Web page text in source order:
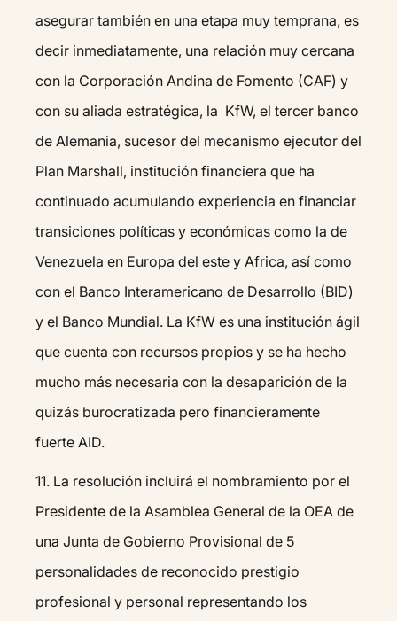
asegurar también en una etapa muy temprana, es
decir inmediatamente, una relación muy cercana
con la Corporación Andina de Fomento (CAF) y
con su aliada estratégica, la KfW, el tercer banco
de Alemania, sucesor del mecanismo ejecutor del
Plan Marshall, institución financiera que ha
continuado acumulando experiencia en financiar
transiciones políticas y económicas como la de
Venezuela en Europa del este y Africa, así como
con el Banco Interamericano de Desarrollo (BID)
y el Banco Mundial. La KfW es una institución ágil
que cuenta con recursos propios y se ha hecho
mucho más necesaria con la desaparición de la
quizás burocratizada pero financieramente
fuerte AID.
11.⁠ ⁠La resolución incluirá el nombramiento por el
Presidente de la Asamblea General de la OEA de
una Junta de Gobierno Provisional de 5
personalidades de reconocido prestigio
profesional y personal representando los